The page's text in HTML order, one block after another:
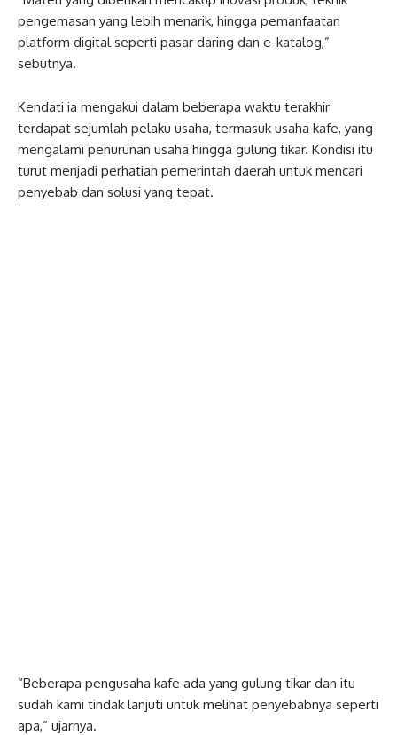
pengemasan yang lebih menarik, hingga pemanfaatan
platform digital seperti pasar daring dan e-katalog,”
sebutnya.
Kendati ia mengakui dalam beberapa waktu terakhir
terdapat sejumlah pelaku usaha, termasuk usaha kafe, yang
mengalami penurunan usaha hingga gulung tikar. Kondisi itu
turut menjadi perhatian pemerintah daerah untuk mencari
penyebab dan solusi yang tepat.
“Beberapa pengusaha kafe ada yang gulung tikar dan itu
sudah kami tindak lanjuti untuk melihat penyebabnya seperti
apa,” ujarnya.